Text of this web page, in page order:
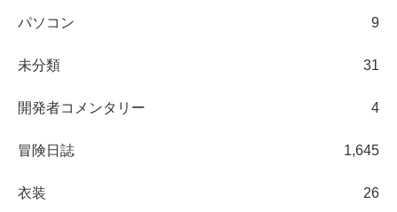
パソコン 9
未分類 31
開発者コメンタリー 4
冒険日誌 1,645
衣装 26